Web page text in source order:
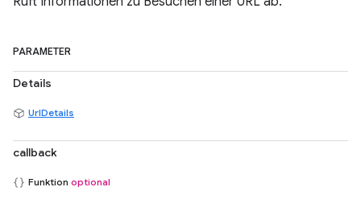
PARAMETER
Details
UrlDetails
callback
Funktion optional